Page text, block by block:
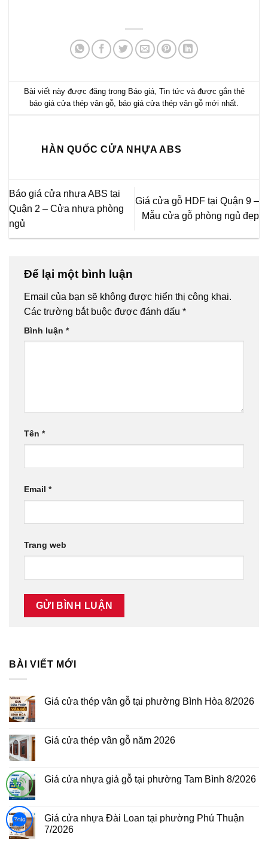
Bài viết này được đăng trong Báo giá, Tin tức và được gắn thẻ
báo giá cửa thép vân gỗ, báo giá cửa thép vân gỗ mới nhất.
HÀN QUỐC CỬA NHỰA ABS
Báo giá cửa nhựa ABS tại
Quận 2 – Cửa nhựa phòng
ngủ
Giá cửa gỗ HDF tại Quận 9 –
Mẫu cửa gỗ phòng ngủ đẹp
Để lại một bình luận
Email của bạn sẽ không được hiển thị công khai.
Các trường bắt buộc được đánh dấu *
Bình luận *
Tên *
Email *
Trang web
BÀI VIẾT MỚI
Giá cửa thép vân gỗ tại phường Bình Hòa 8/2026
luận
ở
vân
gỗ
Hòa
8/2026
Giá cửa thép vân gỗ năm 2026
luận
ở
vân
gỗ
năm
Giá cửa nhựa giả gỗ tại phường Tam Bình 8/2026
luận
ở
Giá
Giá cửa nhựa Đài Loan tại phường Phú Thuận
7/2026